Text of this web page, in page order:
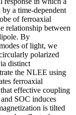
a time-dependent
of ferroaxial
relationship between
By
of light, we
polarized
distinct
the NLEE using
ferroaxial
effective coupling
SOC induces
is tilted